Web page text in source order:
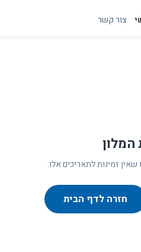
צור קשר
המלון
זמינות לתאריכים אלו.
חזרה לדף הבית